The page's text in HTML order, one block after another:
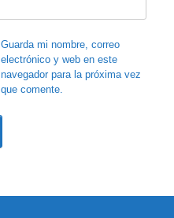
Guarda mi nombre, correo
electrónico y web en este
navegador para la próxima vez
que comente.